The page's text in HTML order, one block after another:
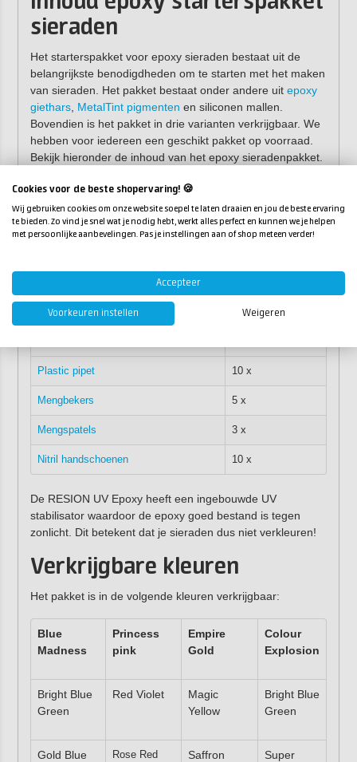
sieraden
Het starterspakket voor epoxy sieraden bestaat uit de
belangrijkste benodigdheden om te starten met het maken
van sieraden. Het pakket bestaat onder andere uit epoxy
giethars, MetalTint pigmenten en siliconen mallen.
Bovendien is het pakket in drie varianten verkrijgbaar. We
hebben voor iedereen een geschikt pakket op voorraad.
Bekijk hieronder de inhoud van het epoxy sieradenpakket.
Product
RESION UV Resin Art epoxy LV 150 gram
Teardrop hanger 1 x
Plastic pipet 10 x
Mengbekers 5 x
Mengspatels 3 x
Nitril handschoenen 10 x
De RESION UV Epoxy heeft een ingebouwde UV
stabilisator waardoor de epoxy goed bestand is tegen
zonlicht. Dit betekent dat je sieraden dus niet verkleuren!
Verkrijgbare kleuren
Het pakket is in de volgende kleuren verkrijgbaar:
Blue
Madness
Princess
pink
Empire
Gold
Colour
Explosion
Bright Blue
Green
Red Violet
Magic
Yellow
Bright Blue
Green
Gold Blue Rose Red
Saffron
Super
Cookies voor de beste shopervaring! 🍪
Wij gebruiken cookies om onze website soepel te laten draaien en jou de beste ervaring
te bieden. Zo vind je snel wat je nodig hebt, werkt alles perfect en kunnen we je helpen
met persoonlijke aanbevelingen. Pas je instellingen aan of shop meteen verder!
Accepteer
Voorkeuren instellen Weigeren